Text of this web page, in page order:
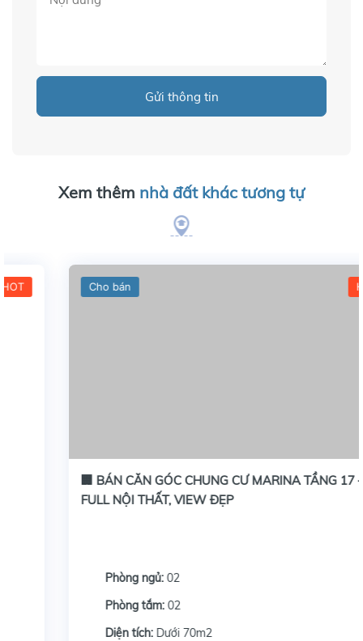
Gửi thông tin
Xem thêm nhà đất khác tương tự
🏢 BÁN CĂN GÓC CHUNG CƯ MARINA TẦNG 17 –
FULL NỘI THẤT, VIEW ĐẸP
Phòng ngủ:02
Phòng tắm:02
Dưới 70m2